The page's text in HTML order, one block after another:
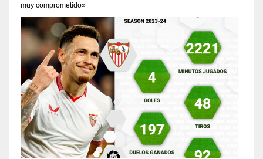
muy comprometido»